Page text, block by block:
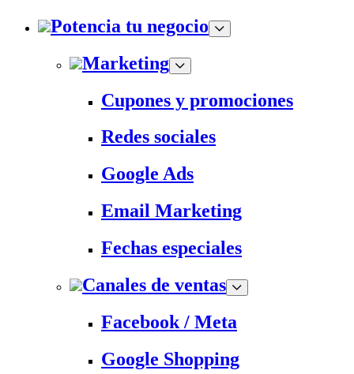
Potencia tu negocio
Marketing
Cupones y promociones
Redes sociales
Google Ads
Email Marketing
Fechas especiales
Canales de ventas
Facebook / Meta
Google Shopping